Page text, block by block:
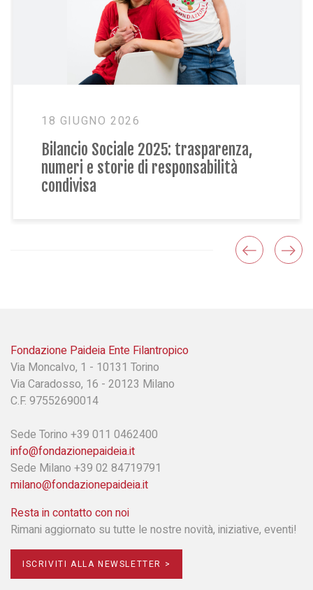
18 GIUGNO 2026
Bilancio Sociale 2025: trasparenza,
numeri e storie di responsabilità
condivisa
Fondazione Paideia Ente Filantropico
Via Moncalvo, 1 - 10131 Torino
Via Caradosso, 16 - 20123 Milano
C.F. 97552690014
Sede Torino +39 011 0462400
info@fondazionepaideia.it
Sede Milano +39 02 84719791
milano@fondazionepaideia.it
Resta in contatto con noi
Rimani aggiornato su tutte le nostre novità, iniziative, eventi!
ISCRIVITI ALLA NEWSLETTER >